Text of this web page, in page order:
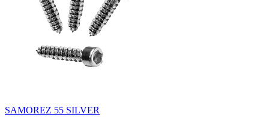
SAMOREZ 55 SILVER